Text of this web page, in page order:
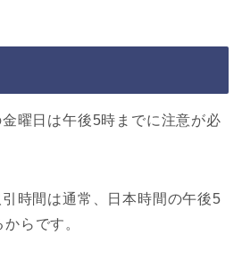
曜日は午後5時までに注意が必
時間は通常、日本時間の午後5
らです。